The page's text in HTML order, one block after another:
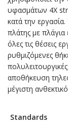
υφασμάτων 4X
κατά την
πλάτης με πλάγια
όλες τις θέσεις
ρυθμιζόμενες
αποθήκευση
μέγιστη
Standards